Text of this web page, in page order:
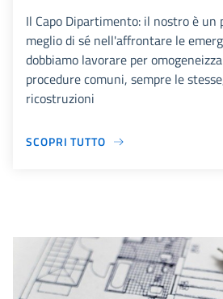
Il Capo Dipartimento: il nostro è un
meglio di sé nell'affrontare le
dobbiamo lavorare per
procedure comuni, sempre le
ricostruzioni
SCOPRI TUTTO